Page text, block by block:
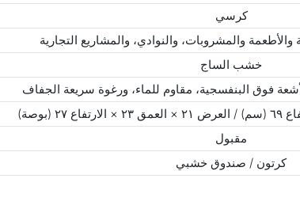
كرسي
والمشروبات، والنوادي، والمشاريع التجارية
خشب الساج
فوق البنفسجية، مقاوم للماء، ورغوة سريعة الجفاف
مقبول
كرتون / صندوق خشبي